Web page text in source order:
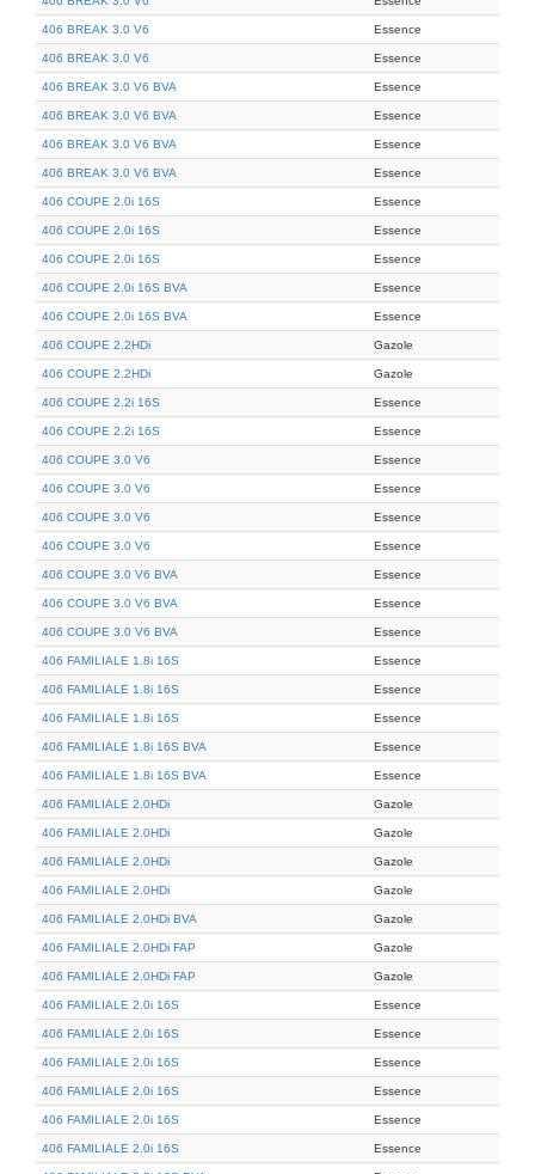
406 BREAK 3.0 V6 Essence
406 BREAK 3.0 V6 Essence
406 BREAK 3.0 V6 BVA Essence
406 BREAK 3.0 V6 BVA Essence
406 BREAK 3.0 V6 BVA Essence
406 BREAK 3.0 V6 BVA Essence
406 COUPE 2.0i 16S Essence
406 COUPE 2.0i 16S Essence
406 COUPE 2.0i 16S Essence
406 COUPE 2.0i 16S BVA Essence
406 COUPE 2.0i 16S BVA Essence
406 COUPE 2.2HDi Gazole
406 COUPE 2.2HDi Gazole
406 COUPE 2.2i 16S Essence
406 COUPE 2.2i 16S Essence
406 COUPE 3.0 V6 Essence
406 COUPE 3.0 V6 Essence
406 COUPE 3.0 V6 Essence
406 COUPE 3.0 V6 Essence
406 COUPE 3.0 V6 BVA Essence
406 COUPE 3.0 V6 BVA Essence
406 COUPE 3.0 V6 BVA Essence
406 FAMILIALE 1.8i 16S Essence
406 FAMILIALE 1.8i 16S Essence
406 FAMILIALE 1.8i 16S Essence
406 FAMILIALE 1.8i 16S BVA Essence
406 FAMILIALE 1.8i 16S BVA Essence
406 FAMILIALE 2.0HDi Gazole
406 FAMILIALE 2.0HDi Gazole
406 FAMILIALE 2.0HDi Gazole
406 FAMILIALE 2.0HDi Gazole
406 FAMILIALE 2.0HDi BVA Gazole
406 FAMILIALE 2.0HDi FAP Gazole
406 FAMILIALE 2.0HDi FAP Gazole
406 FAMILIALE 2.0i 16S Essence
406 FAMILIALE 2.0i 16S Essence
406 FAMILIALE 2.0i 16S Essence
406 FAMILIALE 2.0i 16S Essence
406 FAMILIALE 2.0i 16S Essence
406 FAMILIALE 2.0i 16S Essence